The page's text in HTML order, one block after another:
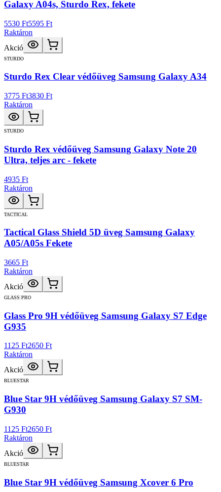
Galaxy A04s, Sturdo Rex, fekete
5530 Ft5595 Ft
Raktáron
Akció
STURDO
Sturdo Rex Clear védőüveg Samsung Galaxy A34
3775 Ft3830 Ft
Raktáron
STURDO
Sturdo Rex védőüveg Samsung Galaxy Note 20
Ultra, teljes arc - fekete
4935 Ft
Raktáron
TACTICAL
Tactical Glass Shield 5D üveg Samsung Galaxy
A05/A05s Fekete
3665 Ft
Raktáron
Akció
GLASS PRO
Glass Pro 9H védőüveg Samsung Galaxy S7 Edge
G935
1125 Ft2650 Ft
Raktáron
Akció
BLUESTAR
Blue Star 9H védőüveg Samsung Galaxy S7 SM-
G930
1125 Ft2650 Ft
Raktáron
Akció
BLUESTAR
Blue Star 9H védőüveg Samsung Xcover 6 Pro